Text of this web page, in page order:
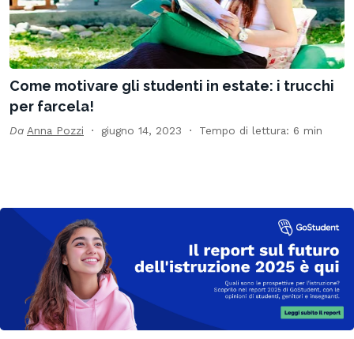
Come motivare gli studenti in estate: i trucchi
per farcela!
Da Anna Pozzi giugno 14, 2023 Tempo di lettura: 6 min